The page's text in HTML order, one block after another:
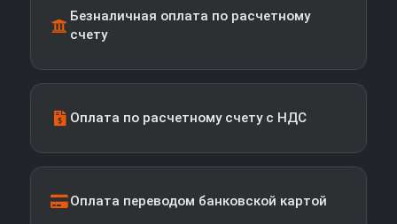
Безналичная оплата по расчетному
счету
Оплата по расчетному счету с НДС
Оплата переводом банковской картой